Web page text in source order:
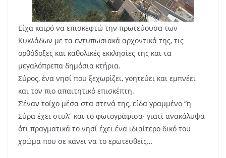
Είχα καιρό να επισκεφτώ την πρωτεύουσα των
Κυκλάδων με τα εντυπωσιακά αρχοντικά της, τις
ορθόδοξες και καθολικές εκκλησίες της και τα
μεγαλόπρεπα δημόσια κτήρια.
Σύρος, ένα νησί που ξεχωρίζει, γοητεύει και εμπνέει
και τον πιο απαιτητικό επισκέπτη.
Σ’έναν τοίχο μέσα στα στενά της, είδα γραμμένο “η
Σύρα έχει στυλ” και το φωτογράφισα· γιατί ανακάλυψα
ότι πραγματικά το νησί έχει ένα ιδιαίτερο δικό του
χρώμα που σε κάνει να το ερωτευθείς…